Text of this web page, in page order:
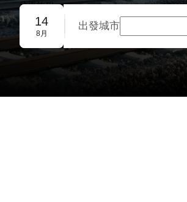
往返旅程
團體預訂
14
8月
出發城市